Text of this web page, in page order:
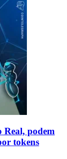
Real, podem
tokens